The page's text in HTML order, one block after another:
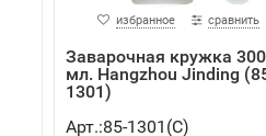
избранное сравнить
Заварочная кружка 300
мл. Hangzhou Jinding
1301)
Арт.:85-1301(C)